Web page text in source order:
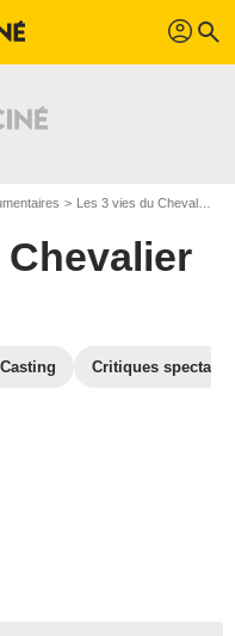
profil search
Les 3 vies du Chevalier
Casting Critiques